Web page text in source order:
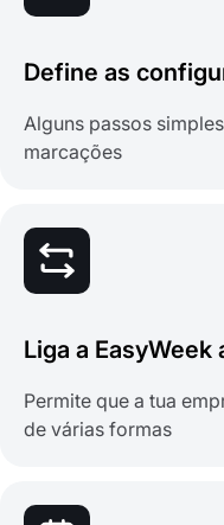
Define as
Alguns passos
marcações
Liga a EasyWeek
Permite que a tua
de várias formas